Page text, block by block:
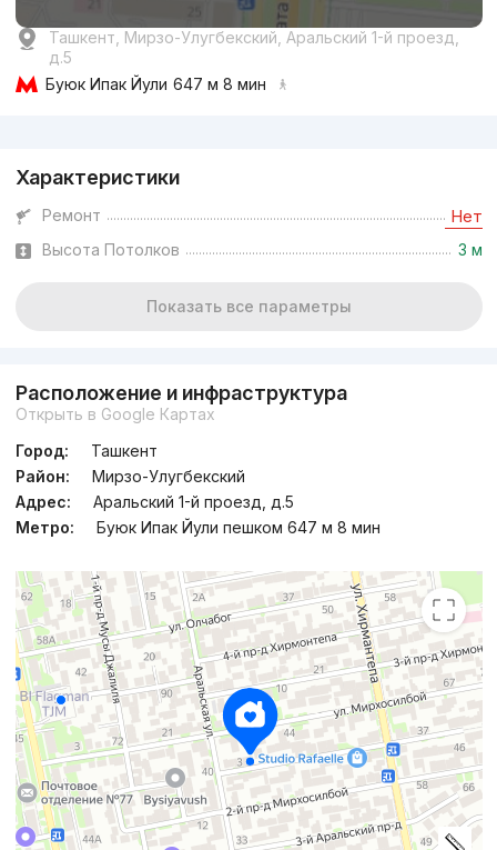
Ташкент, Мирзо-Улугбекский, Аральский 1-й проезд,
д.5
Буюк Ипак Йули 647 м 8 мин
Характеристики
Ремонт Нет
Высота Потолков 3 м
Показать все параметры
Расположение и инфраструктура
Открыть в Google Картах
Город:
Ташкент
Район:
Мирзо-Улугбекский
Адрес:
Аральский 1-й проезд, д.5
Метро:
Буюк Ипак Йули пешком 647 м 8 мин